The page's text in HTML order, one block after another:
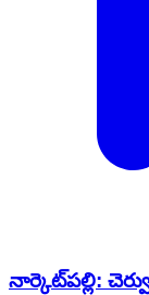
నార్కెట్​పల్లి: